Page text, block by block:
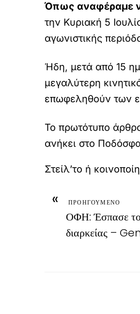
Όπως αναφέραμε
την Κυριακή 5
αγωνιστικής
Ήδη, μετά από 15
μεγαλύτερη
επωφεληθούν των
Το πρωτότυπο
ανήκει στο
« ΠΡΟΗΓΟΥΜΕΝΟ
ΟΦΗ: Έσπασε το
διαρκείας –